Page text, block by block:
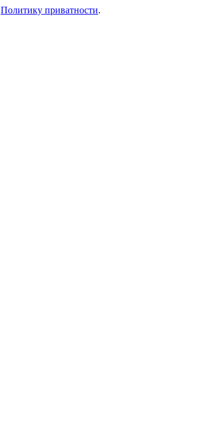
Политику приватности.